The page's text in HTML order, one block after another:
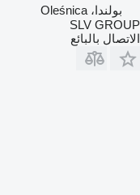
بولندا، Oleśnica
SLV GROUP
الاتصال بالبائع